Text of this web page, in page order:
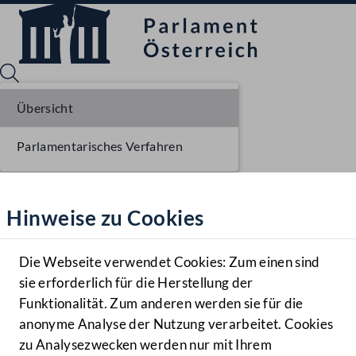
Hilfe
Benutzer
Navigationsmenü öffnen
MENÜ
Hinweise zu Cookies
Die Webseite verwendet Cookies: Zum einen sind
sie erforderlich für die Herstellung der
Funktionalität. Zum anderen werden sie für die
anonyme Analyse der Nutzung verarbeitet. Cookies
zu Analysezwecken werden nur mit Ihrem
Übersicht
Parlamentarisches Verfahren